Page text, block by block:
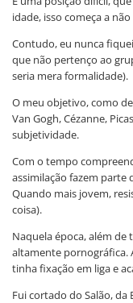
idade, isso começa a
Contudo, eu nunca
que não pertenço ao
seria mera formalidade).
O meu objetivo, como
Van Gogh, Cézanne,
subjetividade.
Com o tempo
assimilação fazem parte
Quando mais jovem,
coisa).
Naquela época, além de
altamente pornográfica.
tinha fixação em liga e
Fui cortado do Salão,